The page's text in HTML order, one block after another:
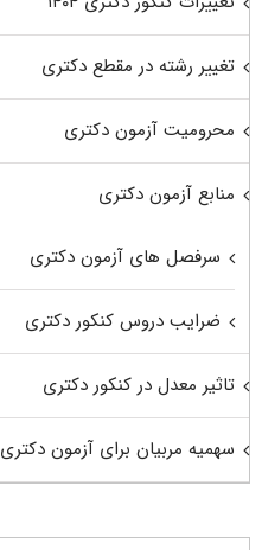
تغییر رشته در مقطع دکتری
محرومیت آزمون دکتری
منابع آزمون دکتری
سرفصل های آزمون دکتری
ضرایب دروس کنکور دکتری
تاثیر معدل در کنکور دکتری
سهمیه مربیان برای آزمون دکتری